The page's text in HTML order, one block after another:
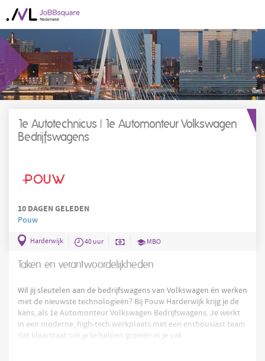
1e Autotechnicus | 1e Automonteur Volkswagen
Bedrijfswagens
10 DAGEN GELEDEN
Pouw
Harderwijk 40 uur MBO
Taken en verantwoordelijkheden
Wil jij sleutelen aan de bedrijfswagens van Volkswagen én werken
met de nieuwste technologieën? Bij Pouw Harderwijk krijg je de
kans, als 1e Automonteur Volkswagen Bedrijfswagens. Je werkt
in een moderne, high-tech werkplaats met een enthousiast team
dat klaarstaat om je te helpen groeien in je vak.